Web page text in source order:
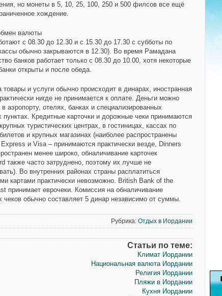
но монеты в 5, 10, 25, 100, 250 и 500 филсов все ещё
хождение.
валюты
с 08.30 до 12.30 и с 15.30 до 17.30 с субботы по
обычно закрываются в 12.30). Во время Рамадана
банков работает только с 08.30 до 10.00, хотя некоторые
открыты и после обеда.
товары и услуги обычно происходит в динарах, иностранная
нигде не принимается к оплате. Деньги можно
аэропорту, отелях, банках и специализированных
пунктах. Кредитные карточки и дорожные чеки принимаются
туристических центрах, в гостиницах, кассах по
и крупных магазинах (наиболее распространены
и Visa – принимаются практически везде, Dinners
менее широко, обналичивание карточек
также часто затруднено, поэтому их лучше не
Во внутренних районах страны расплатиться
картами практически невозможно. British Bank of the
принимает еврочеки. Комиссия на обналичивание
чеков обычно составляет 5 динар независимо от суммы.
Рубрика: Отдых в Иордании
Статьи по теме:
Климат Иордании
Национальная валюта Иордании
Религия Иордании
Пляжи в Иоpдании
Кухня Иордании